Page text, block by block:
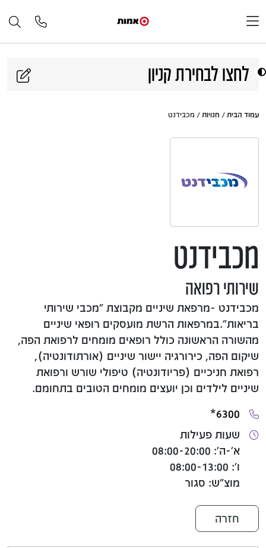
לחצו לבחירת קניון
עמוד הבית / חנויות / מכבידנט
מכבידנט
שירותי רפואה
מכבידנט -מרפאת שיניים מקבוצת "מכבי שירותי
בריאות".במרפאות הרשת מועסקים רופאי שיניים
מהשורה הראשונה כולל רופאים מומחים לרפואת הפה,
שיקום הפה, כירורגיה יישור שיניים (אורתודונטיה),
רפואת חניכיים (פריודונטיה) טיפולי שורש ורפואת
שיניים לילדים וכן יועצים מומחים הטובים בתחומם.
6300*
שעות פעילות
א'-ה': 08:00-20:00
ו': 08:00-13:00
מוצ"ש: סגור
חזרה